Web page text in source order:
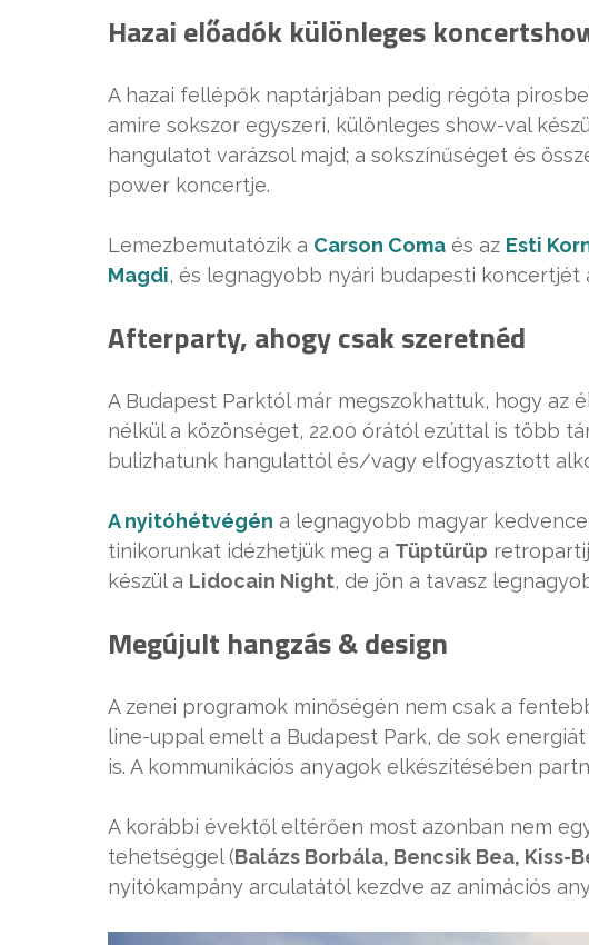
Hazai előadók különleges
A hazai fellépők naptárjában pedig régóta
amire sokszor egyszeri, különleges show-val
hangulatot varázsol majd; a sokszínűséget és
power koncertje.
Lemezbemutatózik a Carson Coma és az Esti
Magdi, és legnagyobb nyári budapesti koncertjét
Afterparty, ahogy csak szeretnéd
A Budapest Parktól már megszokhattuk, hogy az
nélkül a közönséget, 22.00 órátólezúttal is több
bulizhatunk hangulattól és/vagy elfogyasztott
A nyitóhétvégén a legnagyobb magyar
tinikorunkat idézhetjük meg a Tüptürüp
készül a Lidocain Night, de jön a tavasz
Megújult hangzás & design
A zenei programok minőségén nem csak a
line-uppal emelt a Budapest Park, de sok
is. A kommunikációs anyagok elkészítésében
A korábbi évektől eltérően most azonban nem
tehetséggel (Balázs Borbála, Bencsik Bea, Kiss-
nyitókampány arculatától kezdve az animációs